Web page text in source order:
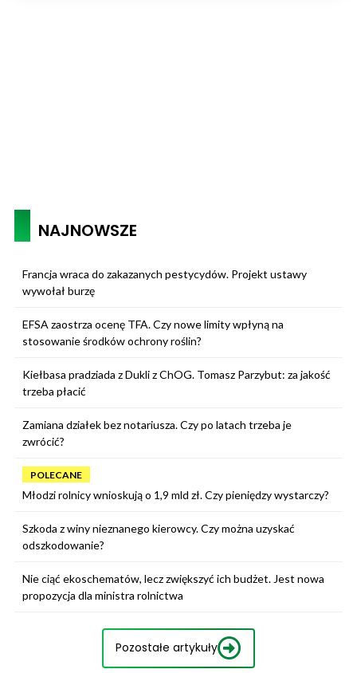
NAJNOWSZE
Francja wraca do zakazanych pestycydów. Projekt ustawy
wywołał burzę
EFSA zaostrza ocenę TFA. Czy nowe limity wpłyną na
stosowanie środków ochrony roślin?
Kiełbasa pradziada z Dukli z ChOG. Tomasz Parzybut: za jakość
trzeba płacić
Zamiana działek bez notariusza. Czy po latach trzeba je
zwrócić?
POLECANE
Młodzi rolnicy wnioskują o 1,9 mld zł. Czy pieniędzy wystarczy?
Szkoda z winy nieznanego kierowcy. Czy można uzyskać
odszkodowanie?
Nie ciąć ekoschematów, lecz zwiększyć ich budżet. Jest nowa
propozycja dla ministra rolnictwa
Pozostałe artykuły